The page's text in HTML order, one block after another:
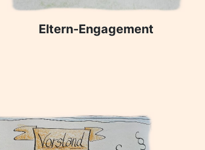
Eltern-Engagement